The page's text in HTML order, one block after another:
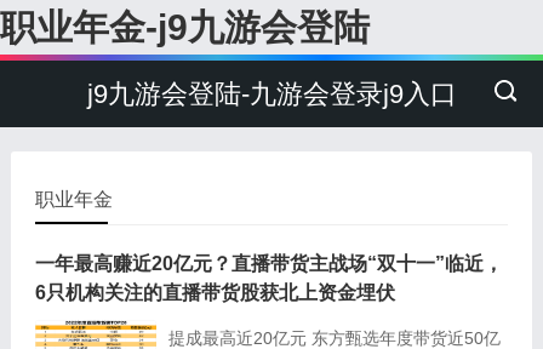
职业年金-j9九游会登陆
j9九游会登陆-九游会登录j9入口
职业年金
一年最高赚近20亿元？直播带货主战场“双十一”临近，
6只机构关注的直播带货股获北上资金埋伏
提成最高近20亿元 东方甄选年度带货近50亿